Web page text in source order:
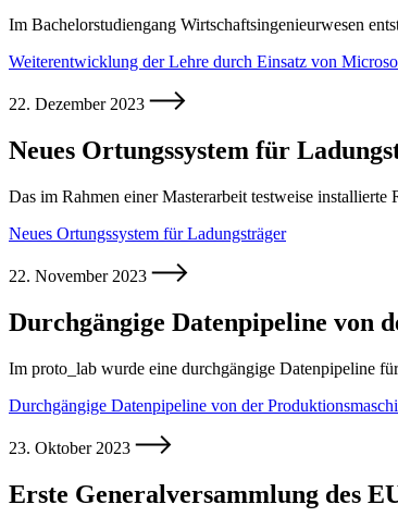
Im Bachelorstudiengang Wirtschaftsingenieurwesen
Weiterentwicklung der Lehre durch Einsatz von
22. Dezember 2023
Neues Ortungssystem für
Das im Rahmen einer Masterarbeit testweise
Neues Ortungssystem für Ladungsträger
22. November 2023
Durchgängige Datenpipeline von
Im proto_lab wurde eine durchgängige Datenpipeline
Durchgängige Datenpipeline von der
23. Oktober 2023
Erste Generalversammlung des